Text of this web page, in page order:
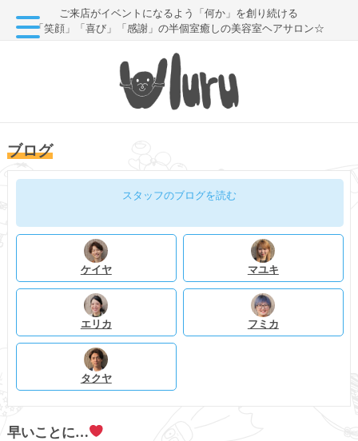
ご来店がイベントになるよう「何か」を創り続ける
「笑顔」「喜び」「感謝」の半個室癒しの美容室ヘアサロン☆
ブログ
スタッフのブログを読む
ケイヤ マユキ
エリカ フミカ
タクヤ
早いことに…